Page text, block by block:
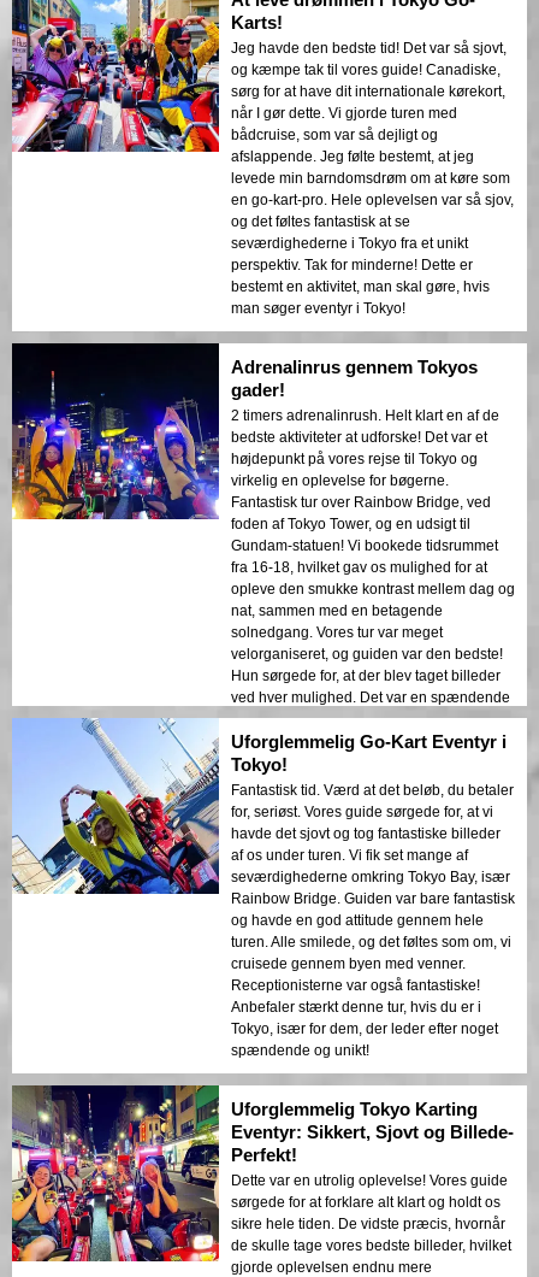
Karts!
Jeg havde den bedste tid! Det var så sjovt,
og kæmpe tak til vores guide! Canadiske,
sørg for at have dit internationale kørekort,
når I gør dette. Vi gjorde turen med
bådcruise, som var så dejligt og
afslappende. Jeg følte bestemt, at jeg
levede min barndomsdrøm om at køre som
en go-kart-pro. Hele oplevelsen var så sjov,
og det føltes fantastisk at se
seværdighederne i Tokyo fra et unikt
perspektiv. Tak for minderne! Dette er
bestemt en aktivitet, man skal gøre, hvis
man søger eventyr i Tokyo!
Adrenalinrus gennem Tokyos
gader!
2 timers adrenalinrush. Helt klart en af de
bedste aktiviteter at udforske! Det var et
højdepunkt på vores rejse til Tokyo og
virkelig en oplevelse for bøgerne.
Fantastisk tur over Rainbow Bridge, ved
foden af Tokyo Tower, og en udsigt til
Gundam-statuen! Vi bookede tidsrummet
fra 16-18, hvilket gav os mulighed for at
opleve den smukke kontrast mellem dag og
nat, sammen med en betagende
solnedgang. Vores tur var meget
velorganiseret, og guiden var den bedste!
Hun sørgede for, at der blev taget billeder
ved hver mulighed. Det var en spændende
køretur på motorvejen og unik sightseeing,
der bragte vores indre barn frem! Tak for en
så fantastisk oplevelse!
Uforglemmelig Go-Kart Eventyr i
Tokyo!
Fantastisk tid. Værd at det beløb, du betaler
for, seriøst. Vores guide sørgede for, at vi
havde det sjovt og tog fantastiske billeder
af os under turen. Vi fik set mange af
seværdighederne omkring Tokyo Bay, især
Rainbow Bridge. Guiden var bare fantastisk
og havde en god attitude gennem hele
turen. Alle smilede, og det føltes som om, vi
cruisede gennem byen med venner.
Receptionisterne var også fantastiske!
Anbefaler stærkt denne tur, hvis du er i
Tokyo, især for dem, der leder efter noget
spændende og unikt!
Uforglemmelig Tokyo Karting
Eventyr: Sikkert, Sjovt og Billede-
Perfekt!
Dette var en utrolig oplevelse! Vores guide
sørgede for at forklare alt klart og holdt os
sikre hele tiden. De vidste præcis, hvornår
de skulle tage vores bedste billeder, hvilket
gjorde oplevelsen endnu mere